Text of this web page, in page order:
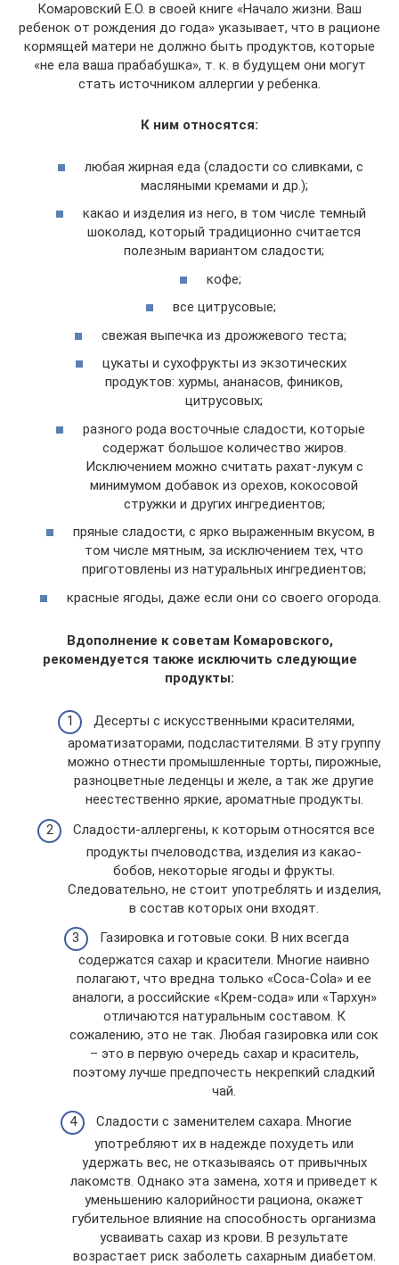
Комаровский Е.О. в своей книге «Начало жизни. Ваш
ребенок от рождения до года» указывает, что в рационе
кормящей матери не должно быть продуктов, которые
«не ела ваша прабабушка», т. к. в будущем они могут
стать источником аллергии у ребенка.
К ним относятся:
любая жирная еда (сладости со сливками, с
масляными кремами и др.);
какао и изделия из него, в том числе темный
шоколад, который традиционно считается
полезным вариантом сладости;
кофе;
все цитрусовые;
свежая выпечка из дрожжевого теста;
цукаты и сухофрукты из экзотических
продуктов: хурмы, ананасов, фиников,
цитрусовых;
разного рода восточные сладости, которые
содержат большое количество жиров.
Исключением можно считать рахат-лукум с
минимумом добавок из орехов, кокосовой
стружки и других ингредиентов;
пряные сладости, с ярко выраженным вкусом, в
том числе мятным, за исключением тех, что
приготовлены из натуральных ингредиентов;
красные ягоды, даже если они со своего огорода.
Вдополнение к советам Комаровского,
рекомендуется также исключить следующие
продукты:
Десерты с искусственными красителями,
ароматизаторами, подсластителями. В эту группу
можно отнести промышленные торты, пирожные,
разноцветные леденцы и желе, а так же другие
неестественно яркие, ароматные продукты.
Сладости-аллергены, к которым относятся все
продукты пчеловодства, изделия из какао-
бобов, некоторые ягоды и фрукты.
Следовательно, не стоит употреблять и изделия,
в состав которых они входят.
Газировка и готовые соки. В них всегда
содержатся сахар и красители. Многие наивно
полагают, что вредна только «Coca-Cola» и ее
аналоги, а российские «Крем-сода» или «Тархун»
отличаются натуральным составом. К
сожалению, это не так. Любая газировка или сок
– это в первую очередь сахар и краситель,
поэтому лучше предпочесть некрепкий сладкий
чай.
Сладости с заменителем сахара. Многие
употребляют их в надежде похудеть или
удержать вес, не отказываясь от привычных
лакомств. Однако эта замена, хотя и приведет к
уменьшению калорийности рациона, окажет
губительное влияние на способность организма
усваивать сахар из крови. В результате
возрастает риск заболеть сахарным диабетом.